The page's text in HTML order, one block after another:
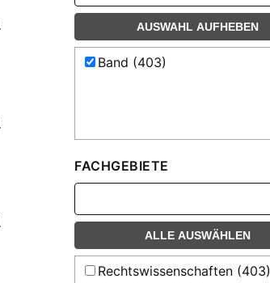
AUSWAHL AUFHEBEN
Band (403)
FACHGEBIETE
ALLE AUSWÄHLEN
Rechtswissenschaften (403)